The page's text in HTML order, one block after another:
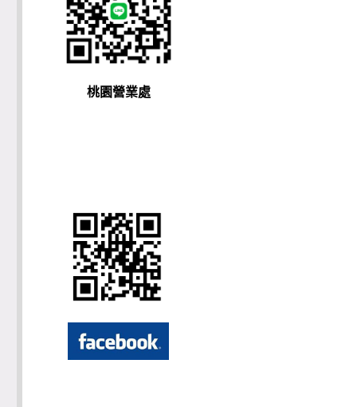
桃園營業處